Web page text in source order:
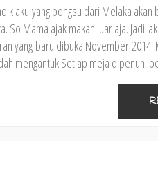
aku yang bongsu dari Melaka
So Mama ajak makan luar aja. Jadi
yang baru dibuka November 2014.
mengantuk Setiap meja dipenuhi